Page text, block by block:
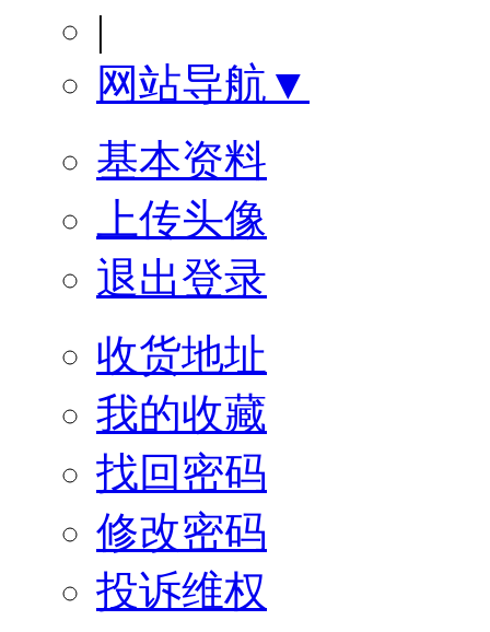
|
网站导航▼
基本资料
上传头像
退出登录
收货地址
我的收藏
找回密码
修改密码
投诉维权